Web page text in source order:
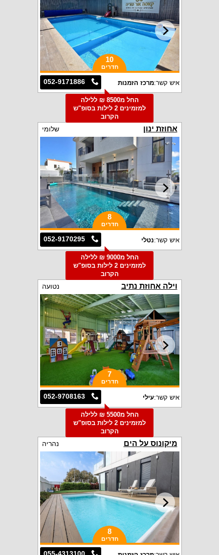
10
חדרים
052-9171886 איש קשר:מרכז הזמנות
החל מ8500 ₪ ללילה
למזמינים 2 לילות בסופ"ש
הקרוב
אחוזת ינון שלומי
8
חדרים
052-9170295 איש קשר:נטלי
החל מ9000 ₪ ללילה
למזמינים 2 לילות בסופ"ש
הקרוב
וילה אחוזת נתיב נטועה
7
חדרים
052-9708163 איש קשר:עילי
החל מ5500 ₪ ללילה
למזמינים 2 לילות בסופ"ש
הקרוב
מיקונוס על הים נהריה
8
חדרים